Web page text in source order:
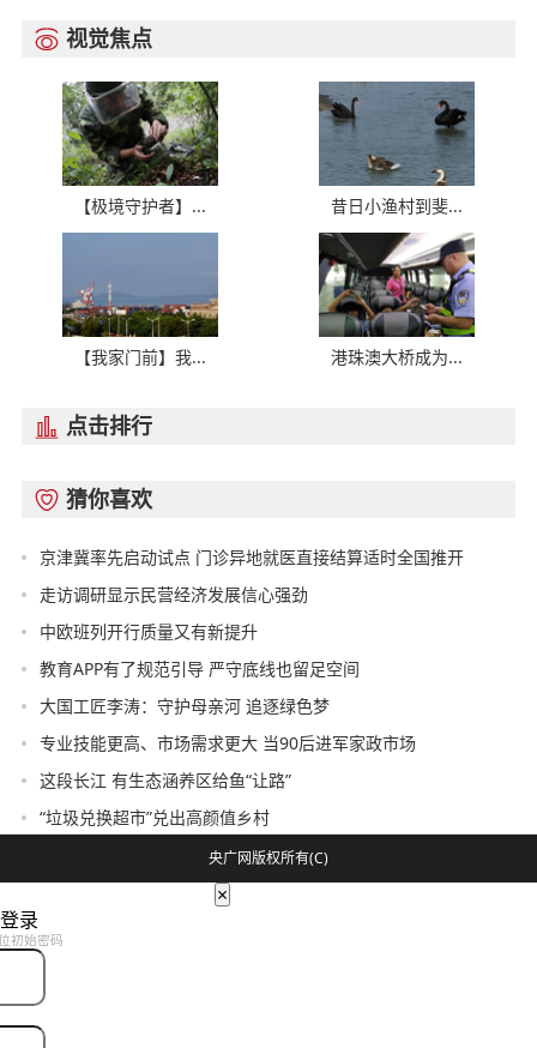
 视觉焦点
【极境守护者】... 昔日小渔村到斐...
【我家门前】我... 港珠澳大桥成为...
 点击排行
 猜你喜欢
京津冀率先启动试点 门诊异地就医直接结算适时全国推开
走访调研显示民营经济发展信心强劲
中欧班列开行质量又有新提升
教育APP有了规范引导 严守底线也留足空间
大国工匠李涛：守护母亲河 追逐绿色梦
专业技能更高、市场需求更大 当90后进军家政市场
这段长江 有生态涵养区给鱼“让路”
“垃圾兑换超市”兑出高颜值乡村
央广网版权所有(C)
×
录
初始密码